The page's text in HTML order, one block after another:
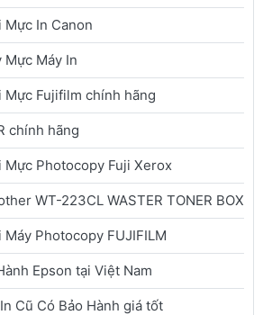
Mực In Canon
Mực Máy In
Mực Fujifilm chính hãng
chính hãng
Mực Photocopy Fuji Xerox
WT-223CL WASTER TONER BOX
Photocopy FUJIFILM
Epson tại Việt Nam
Cũ Có Bảo Hành giá tốt